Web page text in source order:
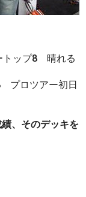
トップ8 晴れる
プロツアー初日
、そのデッキを